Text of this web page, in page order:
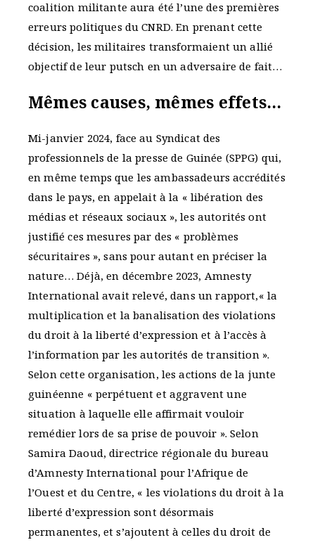
coalition militante aura été l’une des premières
erreurs politiques du CNRD. En prenant cette
décision, les militaires transformaient un allié
objectif de leur putsch en un adversaire de fait…
Mêmes causes, mêmes effets…
Mi-janvier 2024, face au Syndicat des
professionnels de la presse de Guinée (SPPG) qui,
en même temps que les ambassadeurs accrédités
dans le pays, en appelait à la « libération des
médias et réseaux sociaux », les autorités ont
justifié ces mesures par des « problèmes
sécuritaires », sans pour autant en préciser la
nature… Déjà, en décembre 2023, Amnesty
International avait relevé, dans un rapport,« la
multiplication et la banalisation des violations
du droit à la liberté d’expression et à l’accès à
l’information par les autorités de transition ».
Selon cette organisation, les actions de la junte
guinéenne « perpétuent et aggravent une
situation à laquelle elle affirmait vouloir
remédier lors de sa prise de pouvoir ». Selon
Samira Daoud, directrice régionale du bureau
d’Amnesty International pour l’Afrique de
l’Ouest et du Centre, « les violations du droit à la
liberté d’expression sont désormais
permanentes, et s’ajoutent à celles du droit de